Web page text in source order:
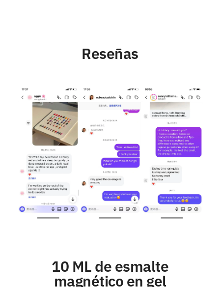
Reseñas
10 ML de esmalte
magnético en gel